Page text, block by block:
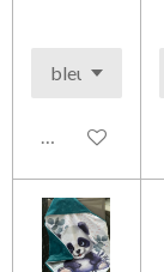
Voir les détails